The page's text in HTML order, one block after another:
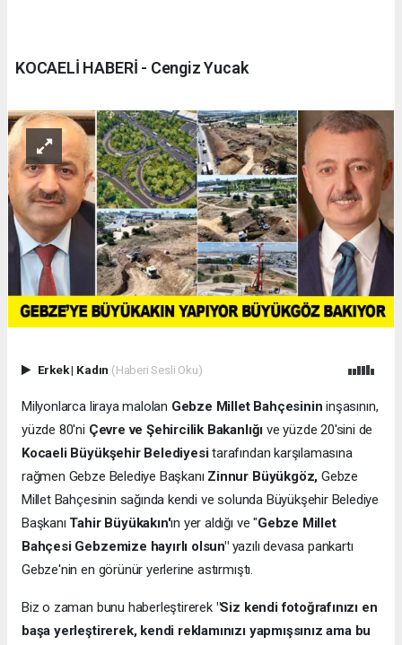
KOCAELİ HABERİ - Cengiz Yucak
Erkek| Kadın (Haberi Sesli Oku)
Milyonlarca liraya malolan Gebze Millet Bahçesinin inşasının,
yüzde 80'ni Çevre ve Şehircilik Bakanlığı ve yüzde 20'sini de
Kocaeli Büyükşehir Belediyesitarafından karşılamasına
rağmen Gebze Belediye Başkanı Zinnur Büyükgöz, Gebze
Millet Bahçesinin sağında kendi ve solunda Büyükşehir Belediye
Başkanı Tahir Büyükakın'ın yer aldığı ve "Gebze Millet
Bahçesi Gebzemize hayırlı olsun"yazılı devasa pankartı
Gebze'nin en görünür yerlerine astırmıştı.
Biz o zaman bunu haberleştirerek "Siz kendi fotoğrafınızı en
başa yerleştirerek, kendi reklamınızı yapmışsınız ama bu